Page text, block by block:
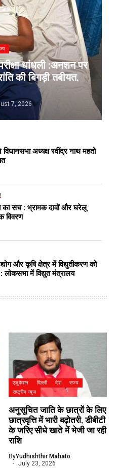
धांधली :अनशन पर
की बिगड़ी तबीयत,
7, 2026
अध्यक्ष रवींद्र नाथ महतो
सच : भ्रामक दावों और घरेलू
विवरण
और कृषि क्षेत्र में विद्युतीकरण को
लोकसभा में विद्युत मंत्रालय
एजुकेशन दिल्ली देश
राज्य
राष्ट्रीय न्यूज
अनुसूचित जाति के छात्रों के लिए
छात्रवृत्ति में भारी बढ़ोतरी, डीबीटी
के जरिए सीधे खाते में भेजी जा रही
राशि
ByYudhishthir Mahato
July 23, 2026